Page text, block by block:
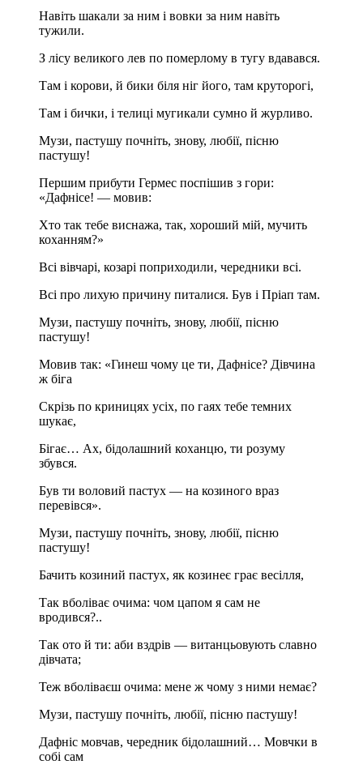
Навіть шакали за ним і вовки за ним навіть
тужили.
З лісу великого лев по померлому в тугу вдавався.
Там і корови, й бики біля ніг його, там круторогі,
Там і бички, і телиці мугикали сумно й журливо.
Музи, пастушу почніть, знову, любії, пісню
пастушу!
Першим прибути Гермес поспішив з гори:
«Дафнісе! — мовив:
Хто так тебе виснажа, так, хороший мій, мучить
коханням?»
Всі вівчарі, козарі поприходили, чередники всі.
Всі про лихую причину питалися. Був і Пріап там.
Музи, пастушу почніть, знову, любії, пісню
пастушу!
Мовив так: «Гинеш чому це ти, Дафнісе? Дівчина
ж біга
Скрізь по криницях усіх, по гаях тебе темних
шукає,
Бігає… Ах, бідолашний коханцю, ти розуму
збувся.
Був ти воловий пастух — на козиного враз
перевівся».
Музи, пастушу почніть, знову, любії, пісню
пастушу!
Бачить козиний пастух, як козинеє грає весілля,
Так вболіває очима: чом цапом я сам не
вродився?..
Так ото й ти: аби вздрів — витанцьовують славно
дівчата;
Теж вболіваєш очима: мене ж чому з ними немає?
Музи, пастушу почніть, любії, пісню пастушу!
Дафніс мовчав, чередник бідолашний… Мовчки в
собі сам